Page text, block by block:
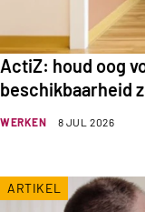
WERKEN 8 JUL 2026
ActiZ: houd oog
beschikbaarheid
ARTIKEL